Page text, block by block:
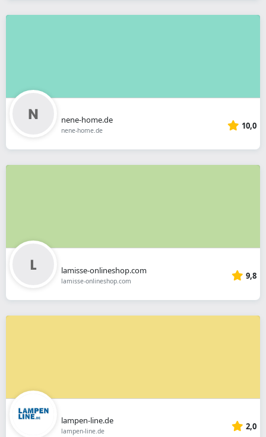
nene-home.de
nene-home.de 10,0
lamisse-onlineshop.com
lamisse-onlineshop.com 9,8
lampen-line.de
lampen-line.de 2,0